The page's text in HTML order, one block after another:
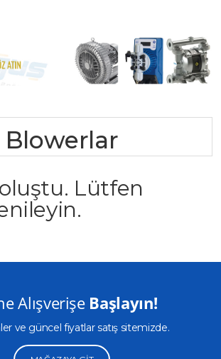
Blowerlar
Lütfen
Alışverişe Başlayın!
ve güncel fiyatlar satış sitemizde.